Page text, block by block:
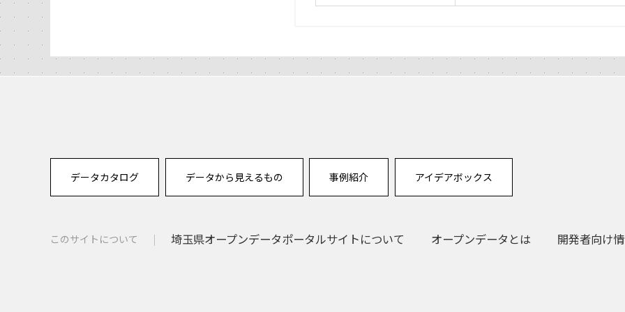
データカタログ データから見えるもの 事例紹介 アイデアボックス
このサイトについて 埼玉県オープンデータポータルサイトについて オープンデータとは 開発者向け